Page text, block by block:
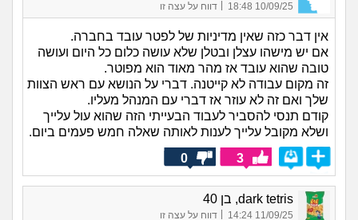
10/09/25 18:48 דווח על עצה זו
אין דבר כזה שאין מדיניות של לפטר עובד בחברה.
אם יש מישהו עצלן ובטלן שלא עושה כלום כל היום ועושה
טובה שהוא עובד אז מהר מאוד הוא מפוטר.
זה מקום עבודה לא קייטנה. דברי על הנושא עם ראש הצוות
שלך ואם זה לא עוזר אז דברי עם המנהל מעליו.
קודם תנסי להסביר לעבוד הבעייתי הזה שהוא עול עלייך
ושלא מקובל עלייך לענות לאותה שאלה חמש פעמים ביום.
3
0
dark tetris, בן 40
11/09/25 14:24 דווח על עצה זו